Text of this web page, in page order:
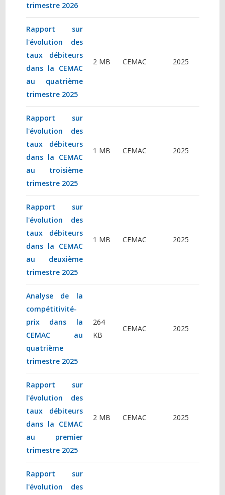
trimestre 2026
Rapport sur
l'évolution des
taux débiteurs
dans la CEMAC
au quatrième
trimestre 2025
2 MB CEMAC 2025
Rapport sur
l'évolution des
taux débiteurs
dans la CEMAC
au troisième
trimestre 2025
1 MB CEMAC 2025
Rapport sur
l'évolution des
taux débiteurs
dans la CEMAC
au deuxième
trimestre 2025
1 MB CEMAC 2025
Analyse de la
compétitivité-
prix dans la
CEMAC au
quatrième
trimestre 2025
264
KB
CEMAC 2025
Rapport sur
l'évolution des
taux débiteurs
dans la CEMAC
au premier
trimestre 2025
2 MB CEMAC 2025
Rapport sur
l'évolution des